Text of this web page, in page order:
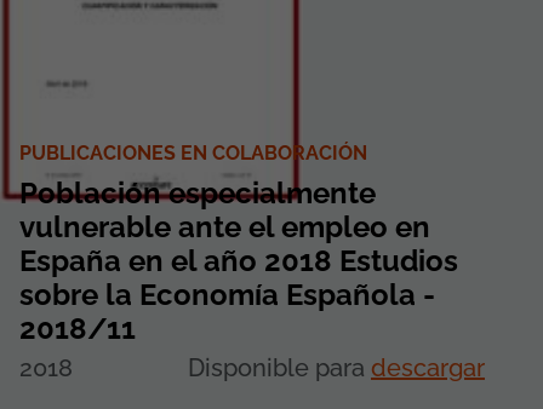
PUBLICACIONES EN COLABORACIÓN
Población especialmente
vulnerable ante el empleo en
España en el año 2018 Estudios
sobre la Economía Española -
2018/11
2018 Disponible para descargar